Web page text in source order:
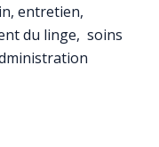
entretien,
du linge, soins